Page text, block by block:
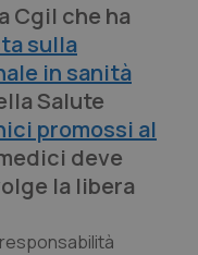
Cgil che ha
sulla
in sanità
Salute
promossi al
deve
la libera
responsabilità